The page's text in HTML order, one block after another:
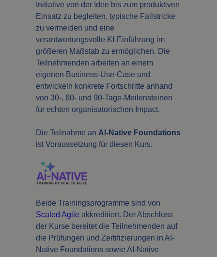
Initiative von der Idee bis zum produktiven
Einsatz zu begleiten, typische Fallstricke
zu vermeiden und eine
verantwortungsvolle KI-Einführung im
größeren Maßstab zu ermöglichen. Die
Teilnehmenden arbeiten an einem
eigenen Business-Use-Case und
entwickeln konkrete Fortschritte anhand
von 30-, 60- und 90-Tage-Meilensteinen
für echten organisatorischen Impact.
Die Teilnahme an AI-Native Foundations
ist Voraussetzung für diesen Kurs.
Beide Trainingsprogramme sind von
Scaled Agile akkreditiert. Der Abschluss
der Kurse bereitet die Teilnehmenden auf
die Prüfungen und Zertifizierungen in AI-
Native Foundations sowie AI-Native